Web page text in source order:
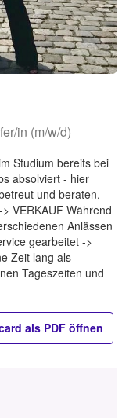
in (m/w/d)
Studium bereits bei
absolviert - hier
und beraten,
VERKAUF Während
Anlässen
gearbeitet ->
Zeit lang als
Tageszeiten und
als PDF öffnen